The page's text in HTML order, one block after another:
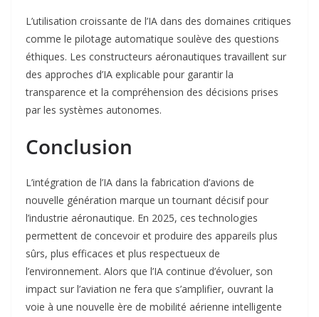
L’utilisation croissante de l’IA dans des domaines critiques
comme le pilotage automatique soulève des questions
éthiques. Les constructeurs aéronautiques travaillent sur
des approches d’IA explicable pour garantir la
transparence et la compréhension des décisions prises
par les systèmes autonomes.
Conclusion
L’intégration de l’IA dans la fabrication d’avions de
nouvelle génération marque un tournant décisif pour
l’industrie aéronautique. En 2025, ces technologies
permettent de concevoir et produire des appareils plus
sûrs, plus efficaces et plus respectueux de
l’environnement. Alors que l’IA continue d’évoluer, son
impact sur l’aviation ne fera que s’amplifier, ouvrant la
voie à une nouvelle ère de mobilité aérienne intelligente